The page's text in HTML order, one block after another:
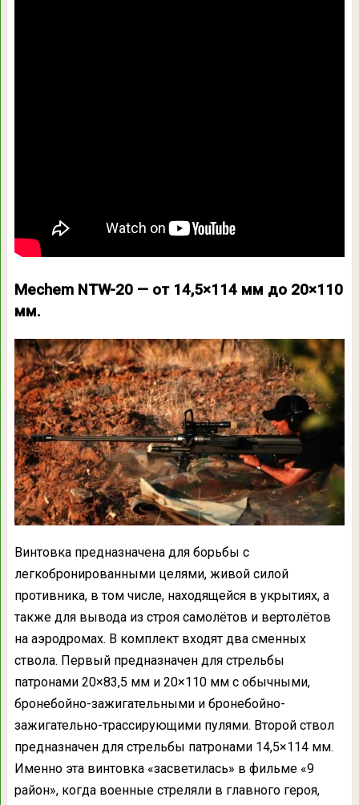
Mechem NTW-20 — от 14,5×114 мм до 20×110
мм.
Винтовка предназначена для борьбы с
легкобронированными целями, живой силой
противника, в том числе, находящейся в укрытиях, а
также для вывода из строя самолётов и вертолётов
на аэродромах. В комплект входят два сменных
ствола. Первый предназначен для стрельбы
патронами 20×83,5 мм и 20×110 мм с обычными,
бронебойно-зажигательными и бронебойно-
зажигательно-трассирующими пулями. Второй ствол
предназначен для стрельбы патронами 14,5×114 мм.
Именно эта винтовка «засветилась» в фильме «9
район», когда военные стреляли в главного героя,